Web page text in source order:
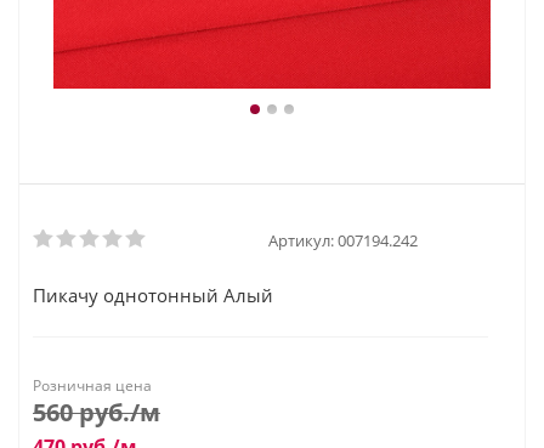
Артикул:007194.242
Пикачу однотонный Алый
Розничная цена
560руб./м